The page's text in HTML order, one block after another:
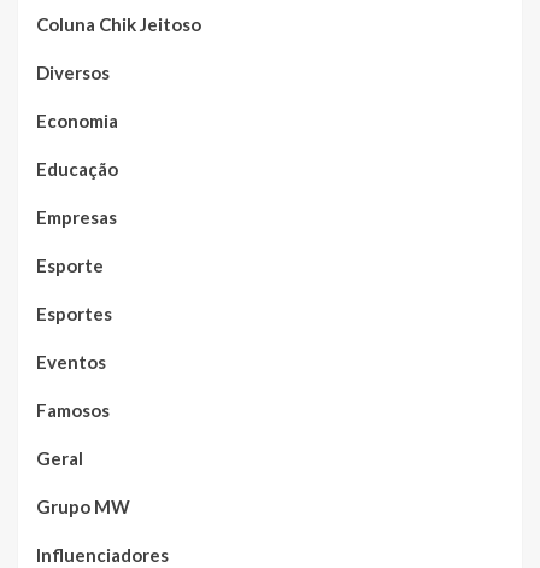
Coluna Chik Jeitoso
Diversos
Economia
Educação
Empresas
Esporte
Esportes
Eventos
Famosos
Geral
Grupo MW
Influenciadores